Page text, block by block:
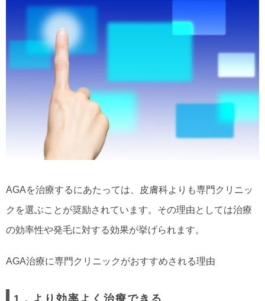
AGAを治療するにあたっては、皮膚科よりも専門クリニッ
クを選ぶことが奨励されています。その理由としては治療
の効率性や発毛に対する効果が挙げられます。
AGA治療に専門クリニックがおすすめされる理由